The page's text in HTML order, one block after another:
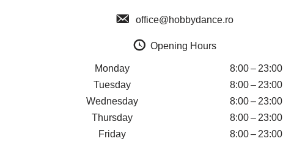
office@hobbydance.ro
Opening Hours
Monday
8:00 – 23:00
Tuesday
8:00 – 23:00
Wednesday
8:00 – 23:00
Thursday
8:00 – 23:00
Friday
8:00 – 23:00